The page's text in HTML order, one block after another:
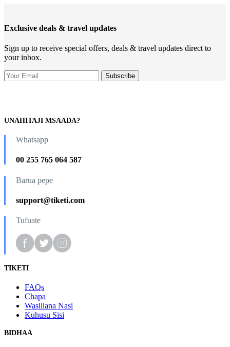
Exclusive deals & travel updates
Sign up to receive special offers, deals & travel updates direct to
your inbox.
UNAHITAJI MSAADA?
Whatsapp
00 255 765 064 587
Barua pepe
support@tiketi.com
Tufuate
TIKETI
FAQs
Chapa
Wasiliana Nasi
Kuhusu Sisi
BIDHAA